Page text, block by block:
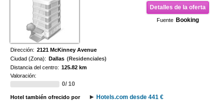
Detalles de la oferta
Fuente Booking
Dirección: 2121 McKinney Avenue
Ciudad (Zona): Dallas (Residenciales)
Distancia del centro: 125.82 km
Valoración:
0/ 10
Hotel también ofrecido por
Hotels.com desde 441 €